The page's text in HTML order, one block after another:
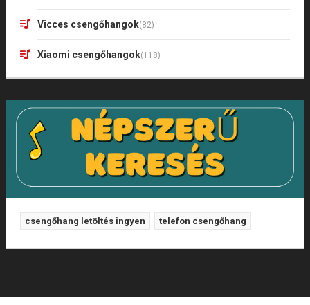
Vicces csengőhangok(82)
Xiaomi csengőhangok(118)
csengőhang letöltés ingyen telefon csengőhang